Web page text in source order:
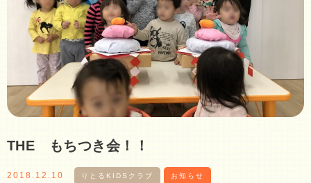
THE もちつき会！！
2018.12.10 りとるKIDSクラブ お知らせ